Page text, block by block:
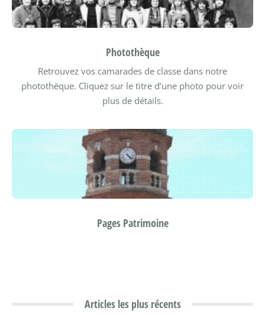
Photothèque
Retrouvez vos camarades de classe dans notre
photothèque. Cliquez sur le titre d’une photo pour voir
plus de détails.
Pages Patrimoine
Articles les plus récents